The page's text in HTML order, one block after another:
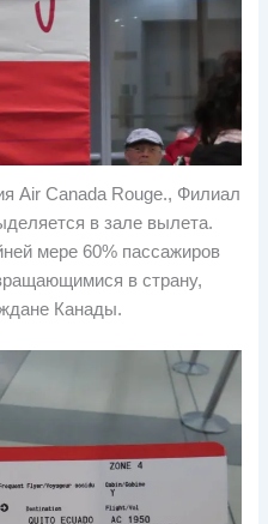
Air Canada Rouge., Филиал
в зале вылета.
мере 60% пассажиров
в страну,
Канады.